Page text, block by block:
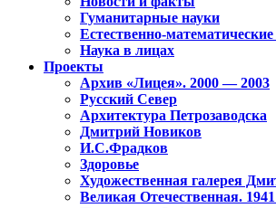
Гуманитарные науки
Естественно-
Наука в лицах
Проекты
Архив «Лицея». 2000 — 2003
Русский Север
Архитектура Петрозаводска
Дмитрий Новиков
И.С.Фрадков
Здоровье
Художественная галерея
Великая Отечественная.